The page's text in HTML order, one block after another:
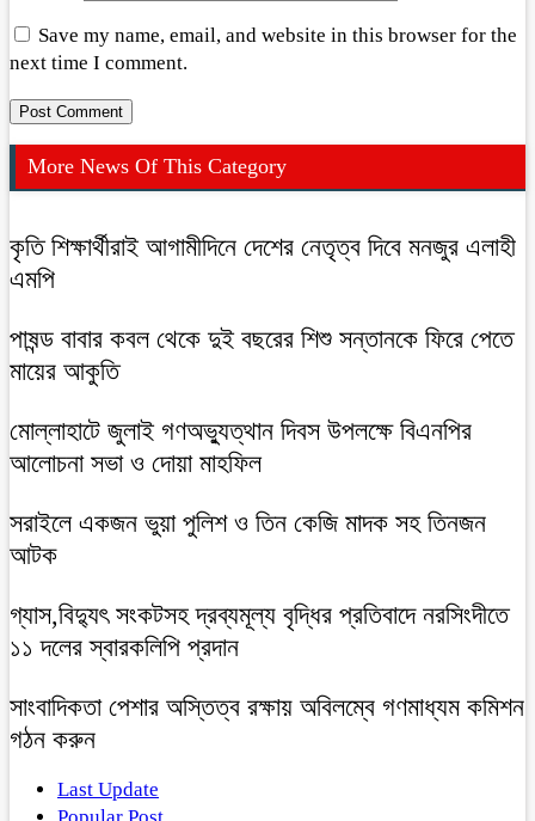
Save my name, email, and website in this browser for the
next time I comment.
More News Of This Category
কৃতি শিক্ষার্থীরাই আগামীদিনে দেশের নেতৃত্ব দিবে মনজুর এলাহী
এমপি
পাষন্ড বাবার কবল থেকে দুই বছরের শিশু সন্তানকে ফিরে পেতে
মায়ের আকুতি
মোল্লাহাটে জুলাই গণঅভ্যুত্থান দিবস উপলক্ষে বিএনপির
আলোচনা সভা ও দোয়া মাহফিল
সরাইলে একজন ভুয়া পুলিশ ও তিন কেজি মাদক সহ তিনজন
আটক
গ্যাস,বিদ্যুৎ সংকটসহ দ্রব্যমূল্য বৃদ্ধির প্রতিবাদে নরসিংদীতে
১১ দলের স্বারকলিপি প্রদান
সাংবাদিকতা পেশার অস্তিত্ব রক্ষায় অবিলম্বে গণমাধ্যম কমিশন
গঠন করুন
Last Update